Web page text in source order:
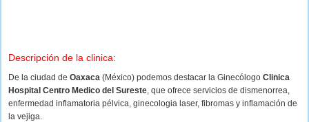
Descripción de la clinica:
De la ciudad de Oaxaca (México) podemos destacar la Ginecólogo Clinica
Hospital Centro Medico del Sureste, que ofrece servicios de dismenorrea,
enfermedad inflamatoria pélvica, ginecologia laser, fibromas y inflamación de
la vejiga.